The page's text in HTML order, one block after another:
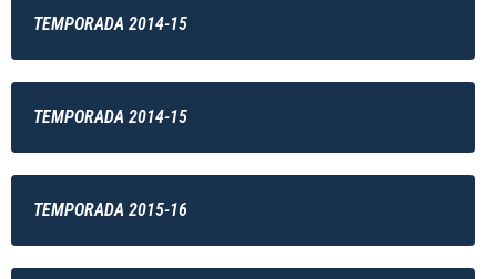
TEMPORADA 2014-15
TEMPORADA 2014-15
TEMPORADA 2015-16